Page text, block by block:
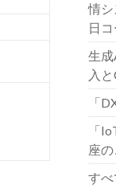
情
日
生
入
「
「
座
す